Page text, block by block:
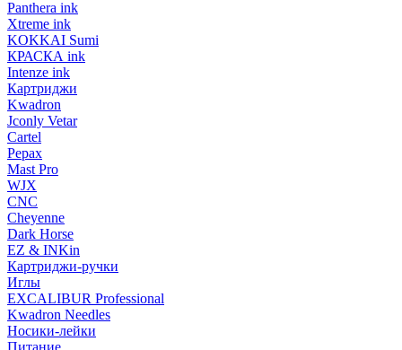
Panthera ink
Xtreme ink
KOKKAI Sumi
КРАСКА ink
Intenze ink
Картриджи
Kwadron
Jconly Vetar
Cartel
Pepax
Mast Pro
WJX
CNC
Cheyenne
Dark Horse
EZ & INKin
Картриджи-ручки
Иглы
EXCALIBUR Professional
Kwadron Needles
Носики-лейки
Питание